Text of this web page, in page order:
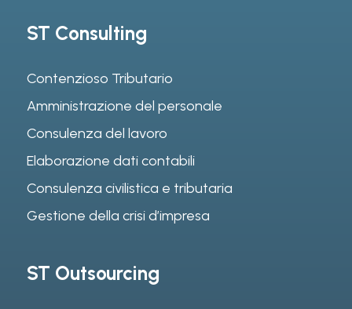
ST Consulting
Contenzioso Tributario
Amministrazione del personale
Consulenza del lavoro
Elaborazione dati contabili
Consulenza civilistica e tributaria
Gestione della crisi d’impresa
ST Outsourcing